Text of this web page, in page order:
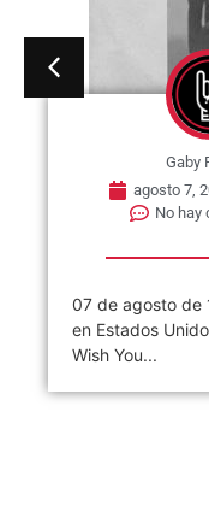
Gaby
agosto 7,
No hay
07 de agosto de
en Estados
Wish You...